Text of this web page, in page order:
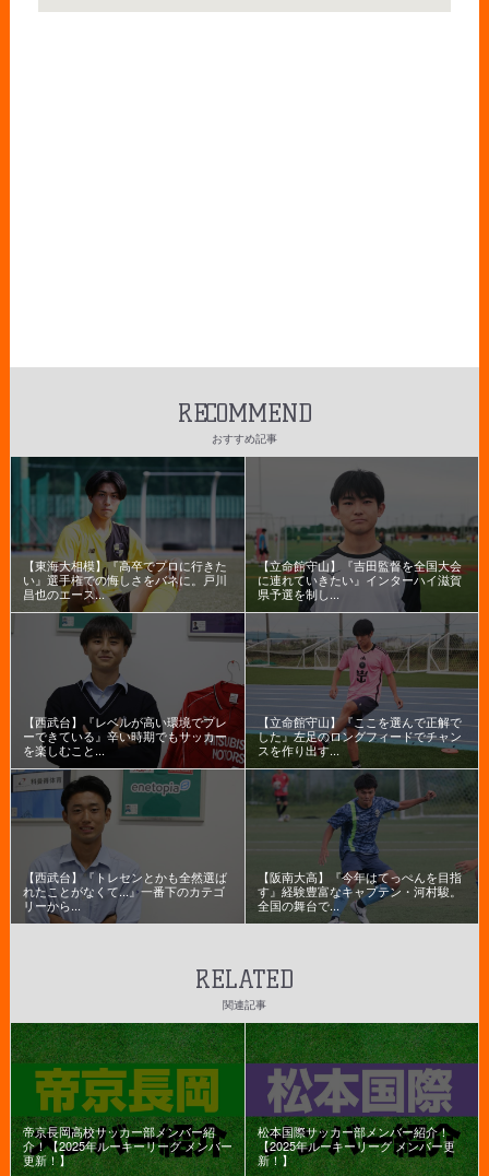
RECOMMEND
おすすめ記事
【東海大相模】『高卒でプロに行きた
い』選手権での悔しさをバネに。戸川
昌也のエース...
【立命館守山】『吉田監督を全国大会
に連れていきたい』インターハイ滋賀
県予選を制し...
【西武台】『レベルが高い環境でプレ
ーできている』辛い時期でもサッカー
を楽しむこと...
【立命館守山】『ここを選んで正解で
した』左足のロングフィードでチャン
スを作り出す...
【西武台】『トレセンとかも全然選ば
れたことがなくて...』一番下のカテゴ
リーから...
【阪南大高】『今年はてっぺんを目指
す』経験豊富なキャプテン・河村駿。
全国の舞台で...
RELATED
関連記事
帝京長岡高校サッカー部メンバー紹
介！【2025年ルーキーリーグ メンバー
更新！】
松本国際サッカー部メンバー紹介！
【2025年ルーキーリーグ メンバー更
新！】